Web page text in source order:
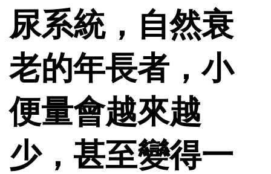
尿系統，自然衰
老的年長者，小
便量會越來越
少，甚至變得一